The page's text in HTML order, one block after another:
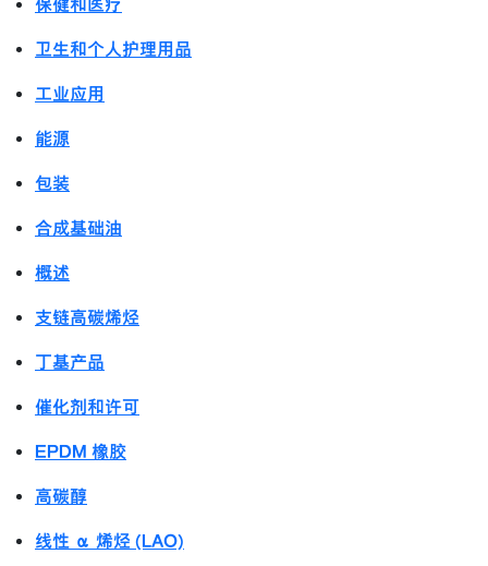
保健和医疗
卫生和个人护理用品
工业应用
能源
包装
合成基础油
概述
支链高碳烯烃
丁基产品
催化剂和许可
EPDM 橡胶
高碳醇
线性 α 烯烃 (LAO)